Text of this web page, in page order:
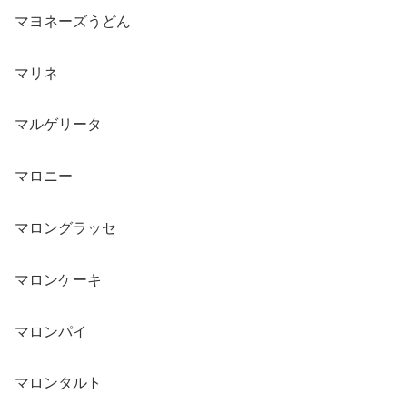
マヨネーズうどん
マリネ
マルゲリータ
マロニー
マロングラッセ
マロンケーキ
マロンパイ
マロンタルト